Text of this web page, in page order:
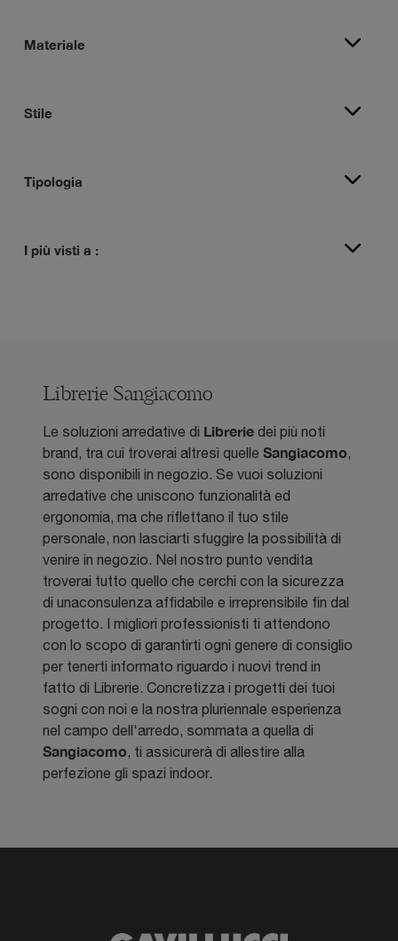
Materiale
Stile
Tipologia
I più visti a :
Librerie Sangiacomo
Le soluzioni arredative di Librerie dei più noti
brand, tra cui troverai altresì quelle Sangiacomo,
sono disponibili in negozio. Se vuoi soluzioni
arredative che uniscono funzionalità ed
ergonomia, ma che riflettano il tuo stile
personale, non lasciarti sfuggire la possibilità di
venire in negozio. Nel nostro punto vendita
troverai tutto quello che cerchi con la sicurezza
di unaconsulenza affidabile e irreprensibile fin dal
progetto. I migliori professionisti ti attendono
con lo scopo di garantirti ogni genere di consiglio
per tenerti informato riguardo i nuovi trend in
fatto di Librerie. Concretizza i progetti dei tuoi
sogni con noi e la nostra pluriennale esperienza
nel campo dell'arredo, sommata a quella di
Sangiacomo, ti assicurerà di allestire alla
perfezione gli spazi indoor.